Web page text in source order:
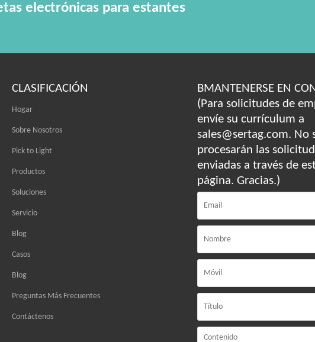
electrónicas para estantes
CLASIFICACIÓN
Hogar
Sobre Nosotros
Pick to Light
Productos
Soluciones
Servicio
Blog
Casos
Blog
Preguntas Más Frecuentes
Contáctenos
BMANTENERSE EN
(Para solicitudes de
envíe su currículum a
sales@sertag.com. No
procesarán las
enviadas a través de
página. Gracias.)